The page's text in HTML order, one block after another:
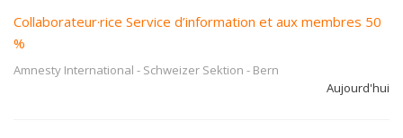
Collaborateur·rice Service d’information et aux membres 50
%
Amnesty International - Schweizer Sektion - Bern
Aujourd'hui